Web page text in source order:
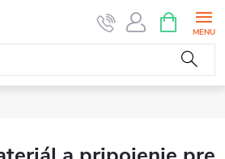
KOŠÍK